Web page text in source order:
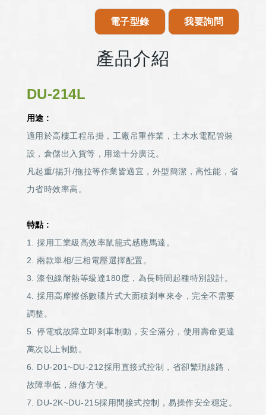
電子型錄 我要詢問
產品介紹
DU-214L
用途 :
適用於高樓工程吊掛，工廠吊重作業，土木水電配管裝
設，倉儲出入貨等，用途十分廣泛。
凡起重/揚升/拖拉等作業皆適宜，外型簡潔，高性能，省
力省時效率高。
特點 :
1. 採用工業級高效率鼠籠式感應馬達。
2. 兩款單相/三相電壓選擇配置。
3. 漆包線耐熱等級達180度，為長時間起種特別設計。
4. 採用高摩擦係數碟片式大面積剎車來令，完全不需要
調整。
5. 停電或故障立即剎車制動，安全滿分，使用壽命更達
萬次以上制動。
6. DU-201~DU-212採用直接式控制，省卻繁瑣線路，
故障率低，維修方便。
7. DU-2K~DU-215採用間接式控制，易操作安全穩定。